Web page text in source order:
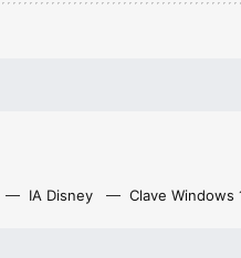
IA Disney Clave Windows